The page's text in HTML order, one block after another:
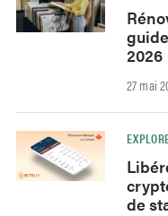
2026
27 mai
de